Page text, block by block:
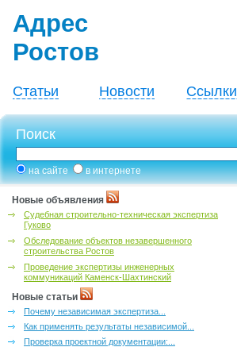
Адрес
Ростов
Статьи Новости Ссылки
Поиск
на сайте в интернете
Новые объявления
Судебная строительно-техническая экспертиза
Гуково
Обследование объектов незавершенного
строительства Ростов
Проведение экспертизы инженерных
коммуникаций Каменск-Шахтинский
Новые статьи
Почему независимая экспертиза...
Как применять результаты независимой...
Проверка проектной документации:...